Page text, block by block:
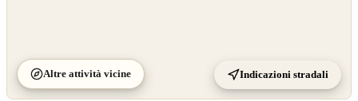
Altre attività vicine Indicazioni stradali